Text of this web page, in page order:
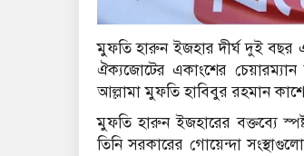
মুফতি হারুন ইজহার দীর্ঘ দুই বছর
ঐক্যজোটের একাংশের
আল্লামা মুফতি হাবিবুর রহমান
মুফতি হারুন ইজহারের বক্তব্যে
তিনি সরকারের গোয়েন্দা